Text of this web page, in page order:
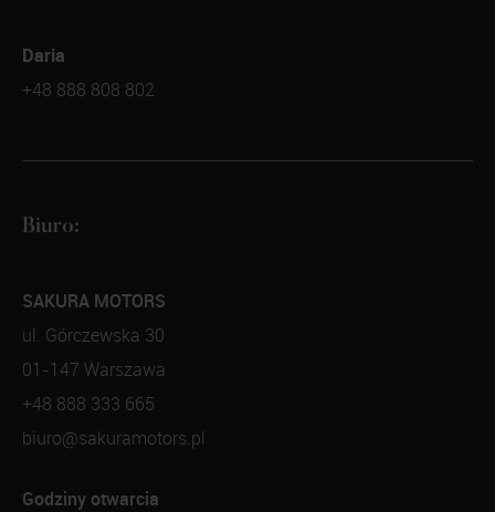
Daria
+48 888 808 802
Biuro:
SAKURA MOTORS
ul. Górczewska 30
01-147 Warszawa
+48 888 333 665
biuro@sakuramotors.pl
Godziny otwarcia